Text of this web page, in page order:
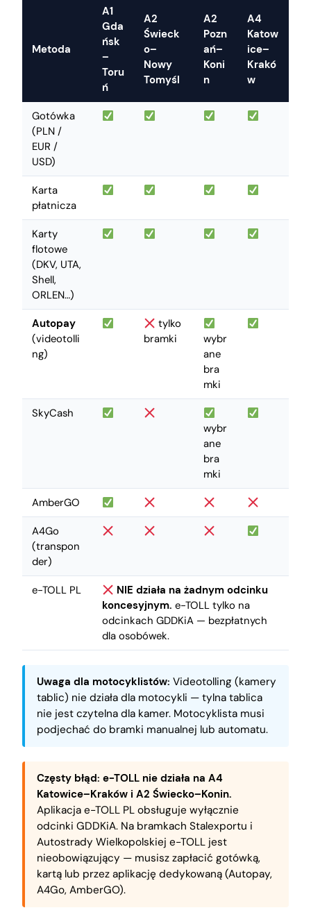
Metoda
A1
Gda
ńsk
–
Toru
ń
A2
Świeck
o–
Nowy
Tomyśl
A2
Pozn
ań–
Koni
n
A4
Katow
ice–
Krakó
w
Gotówka
(PLN /
EUR /
USD)
Karta
płatnicza
Karty
flotowe
(DKV, UTA,
Shell,
ORLEN…)
Autopay
(videotolli
ng)
tylko
bramki
wybr
ane
bra
mki
SkyCash
wybr
ane
bra
mki
AmberGO
A4Go
(transpon
der)
e-TOLL PL
NIE działa na żadnym odcinku
koncesyjnym. e-TOLL tylko na
odcinkach GDDKiA — bezpłatnych
dla osobówek.
Uwaga dla motocyklistów: Videotolling (kamery
tablic) nie działa dla motocykli — tylna tablica
nie jest czytelna dla kamer. Motocyklista musi
podjechać do bramki manualnej lub automatu.
Częsty błąd: e-TOLL nie działa na A4
Katowice–Kraków i A2 Świecko–Konin.
Aplikacja e-TOLL PL obsługuje wyłącznie
odcinki GDDKiA. Na bramkach Stalexportu i
Autostrady Wielkopolskiej e-TOLL jest
nieobowiązujący — musisz zapłacić gotówką,
kartą lub przez aplikację dedykowaną (Autopay,
A4Go, AmberGO).